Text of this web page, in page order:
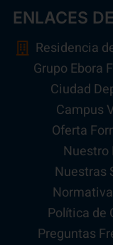
ENLACES
Residencia
Grupo Ebora
Ciudad
Campus
Oferta
Nuestro
Nuestras
Política de
Preguntas